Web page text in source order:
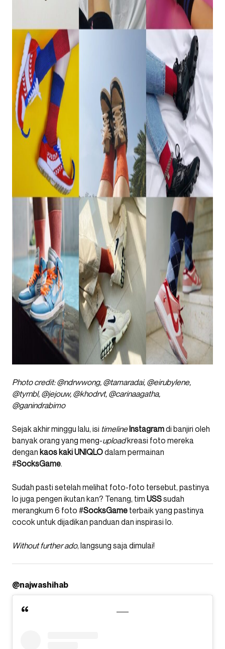
Photo credit: @ndrwwong, @tamaradai, @eirubylene,
@tyrnbl, @jejouw, @khodrvt, @carinaagatha,
@ganindrabimo
Sejak akhir minggu lalu, isi timeline Instagramdi banjiri oleh
banyak orang yang meng-uploadkreasi foto mereka
dengan kaos kakiUNIQLOdalam permainan
#SocksGame.
Sudah pasti setelah melihat foto-foto tersebut, pastinya
lo juga pengen ikutan kan? Tenang, tim USSsudah
merangkum 6 foto #SocksGame terbaik yang pastinya
cocok untuk dijadikan panduan dan inspirasi lo.
Without further ado, langsung saja dimulai!
@najwashihab